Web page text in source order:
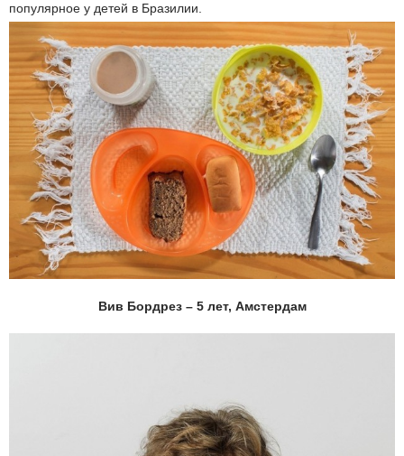
популярное у детей в Бразилии.
Вив Бордрез – 5 лет, Амстердам